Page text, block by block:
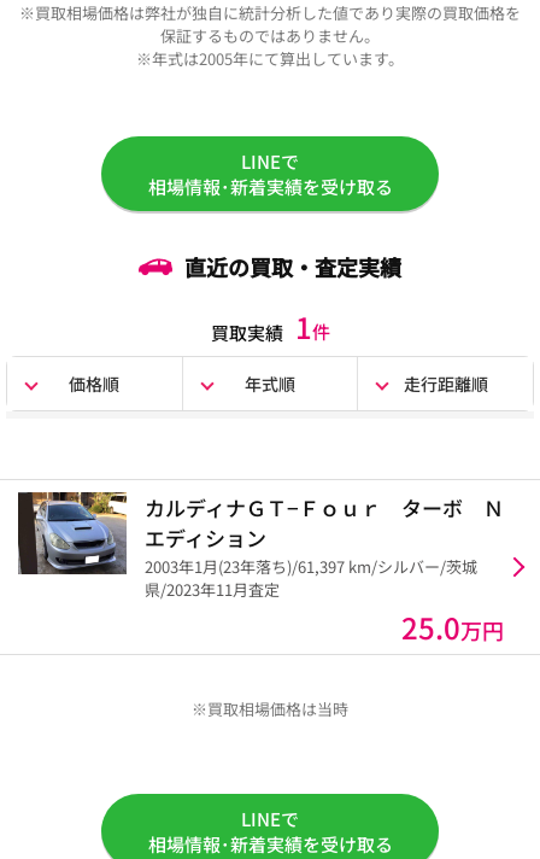
※買取相場価格は弊社が独自に統計分析した値であり実際の買取価格を
保証するものではありません。
※年式は2005年にて算出しています。
LINEで
相場情報･新着実績を受け取る
直近の買取・査定実績
買取実績 1件
価格順 年式順 走行距離順
カルディナＧＴ−Ｆｏｕｒ ターボ Ｎ
エディション
2003年1月(23年落ち)/61,397 km/シルバー/茨城
県/2023年11月査定
25.0万円
※買取相場価格は当時
LINEで
相場情報･新着実績を受け取る